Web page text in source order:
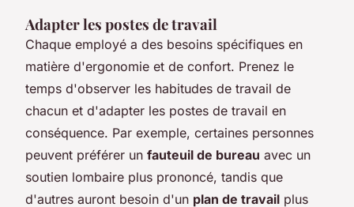
Adapter les postes de travail
Chaque employé a des besoins spécifiques en
matière d'ergonomie et de confort. Prenez le
temps d'observer les habitudes de travail de
chacun et d'adapter les postes de travail en
conséquence. Par exemple, certaines personnes
peuvent préférer un fauteuil de bureau avec un
soutien lombaire plus prononcé, tandis que
d'autres auront besoin d'un plan de travail plus